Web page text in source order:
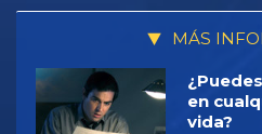
MÁS
en
vida?